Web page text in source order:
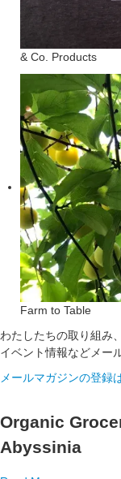
& Co. Products
Farm to Table
わたしたちの取り組み、
イベント情報などメー
メールマガジンの登録
Organic
Abyssinia